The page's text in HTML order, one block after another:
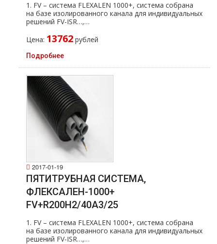
1. FV – система FLEXALEN 1000+, система собрана
на базе изолированного канала для индивидуальных
решений FV-ISR…,…
Цена: 13762 рублей
Подробнее
2017-01-19
ПЯТИТРУБНАЯ СИСТЕМА,
ФЛЕКСАЛЕН-1000+
FV+R200H2/40A3/25
1. FV – система FLEXALEN 1000+, система собрана
на базе изолированного канала для индивидуальных
решений FV-ISR…,…